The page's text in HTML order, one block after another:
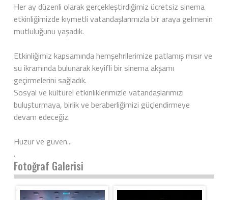
Her ay düzenli olarak gerçekleştirdiğimiz ücretsiz sinema
etkinliğimizde kıymetli vatandaşlarımızla bir araya gelmenin
mutluluğunu yaşadık.
Etkinliğimiz kapsamında hemşehrilerimize patlamış mısır ve
su ikramında bulunarak keyifli bir sinema akşamı
geçirmelerini sağladık.
Sosyal ve kültürel etkinliklerimizle vatandaşlarımızı
buluşturmaya, birlik ve beraberliğimizi güçlendirmeye
devam edeceğiz.
Huzur ve güven...
.
Fotoğraf Galerisi